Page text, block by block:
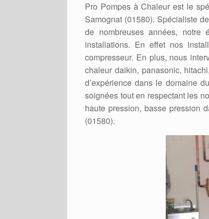
Pro Pompes à Chaleur est le
Samognat (01580). Spécialiste
de nombreuses années,
installations. En effet nos
compresseur. En plus, nous
chaleur daikin, panasonic,
d’expérience dans le domaine
soignées tout en respectant les
haute pression, basse pression
(01580).